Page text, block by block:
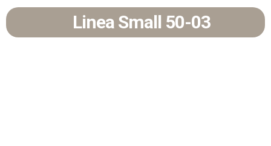
Linea Small 50-03